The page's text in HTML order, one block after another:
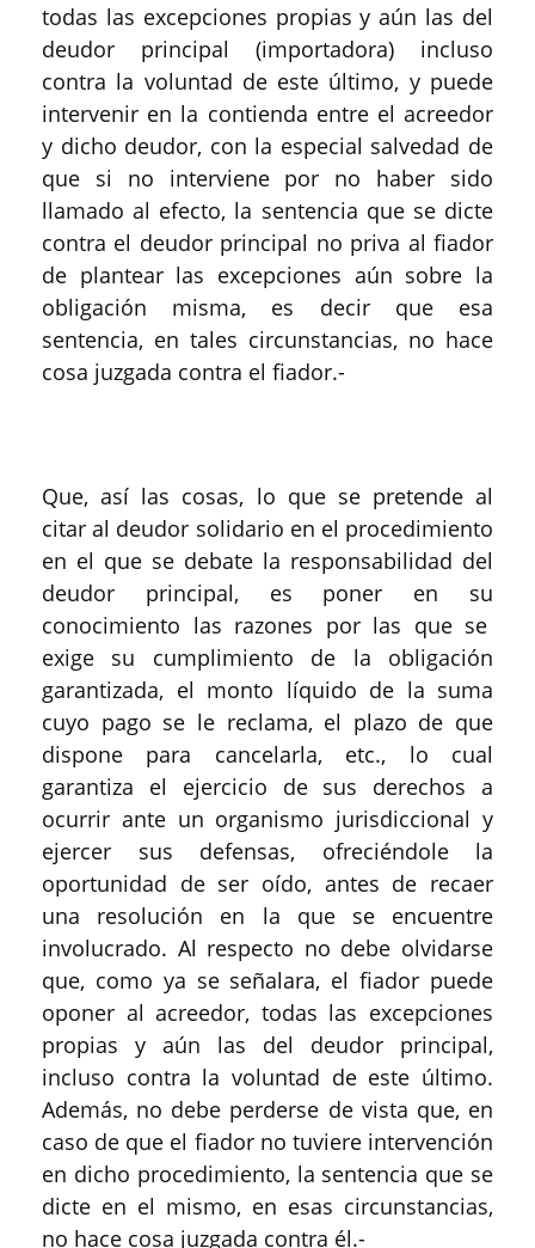
todas las excepciones propias y aún las del
deudor principal (importadora) incluso
contra la voluntad de este último, y puede
intervenir en la contienda entre el acreedor
y dicho deudor, con la especial salvedad de
que si no interviene por no haber sido
llamado al efecto, la sentencia que se dicte
contra el deudor principal no priva al fiador
de plantear las excepciones aún sobre la
obligación misma, es decir que esa
sentencia, en tales circunstancias, no hace
cosa juzgada contra el fiador.-
Que, así las cosas, lo que se pretende al
citar al deudor solidario en el procedimiento
en el que se debate la responsabilidad del
deudor principal, es poner en su
conocimiento las razones por las que se
exige su cumplimiento de la obligación
garantizada, el monto líquido de la suma
cuyo pago se le reclama, el plazo de que
dispone para cancelarla, etc., lo cual
garantiza el ejercicio de sus derechos a
ocurrir ante un organismo jurisdiccional y
ejercer sus defensas, ofreciéndole la
oportunidad de ser oído, antes de recaer
una resolución en la que se encuentre
involucrado. Al respecto no debe olvidarse
que, como ya se señalara, el fiador puede
oponer al acreedor, todas las excepciones
propias y aún las del deudor principal,
incluso contra la voluntad de este último.
Además, no debe perderse de vista que, en
caso de que el fiador no tuviere intervención
en dicho procedimiento, la sentencia que se
dicte en el mismo, en esas circunstancias,
no hace cosa juzgada contra él.-